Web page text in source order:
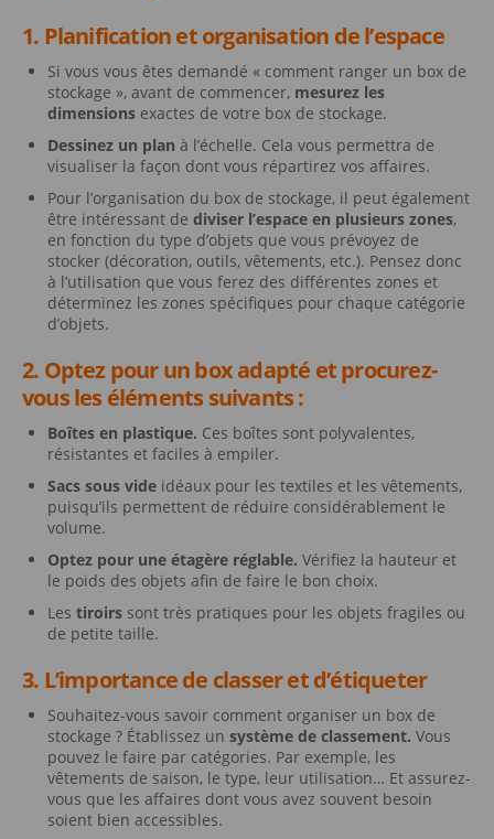
1. Planification et organisation de l’espace
Si vous vous êtes demandé « comment ranger un box de
stockage », avant de commencer, mesurez les
dimensions exactes de votre box de stockage.
Dessinez un plan à l’échelle. Cela vous permettra de
visualiser la façon dont vous répartirez vos affaires.
Pour l’organisation du box de stockage, il peut également
être intéressant de diviser l’espace en plusieurs zones,
en fonction du type d’objets que vous prévoyez de
stocker (décoration, outils, vêtements, etc.). Pensez donc
à l’utilisation que vous ferez des différentes zones et
déterminez les zones spécifiques pour chaque catégorie
d’objets.
2. Optez pour un box adapté et procurez-
vous les éléments suivants :
Boîtes en plastique. Ces boîtes sont polyvalentes,
résistantes et faciles à empiler.
Sacs sous vide idéaux pour les textiles et les vêtements,
puisqu’ils permettent de réduire considérablement le
volume.
Optez pour une étagère réglable. Vérifiez la hauteur et
le poids des objets afin de faire le bon choix.
Les tiroirs sont très pratiques pour les objets fragiles ou
de petite taille.
3. L’importance de classer et d’étiqueter
Souhaitez-vous savoir comment organiser un box de
stockage ? Établissez un système de classement. Vous
pouvez le faire par catégories. Par exemple, les
vêtements de saison, le type, leur utilisation… Et assurez-
vous que les affaires dont vous avez souvent besoin
soient bien accessibles.